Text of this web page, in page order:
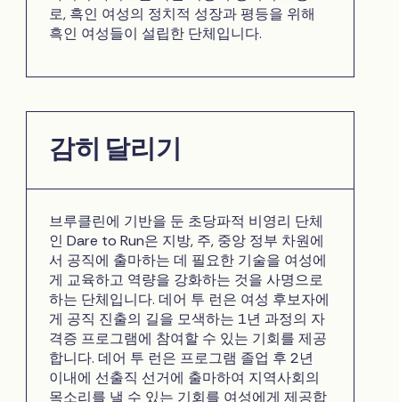
로, 흑인 여성의 정치적 성장과 평등을 위해
흑인 여성들이 설립한 단체입니다.
감히 달리기
브루클린에 기반을 둔 초당파적 비영리 단체
인 Dare to Run은 지방, 주, 중앙 정부 차원에
서 공직에 출마하는 데 필요한 기술을 여성에
게 교육하고 역량을 강화하는 것을 사명으로
하는 단체입니다. 데어 투 런은 여성 후보자에
게 공직 진출의 길을 모색하는 1년 과정의 자
격증 프로그램에 참여할 수 있는 기회를 제공
합니다. 데어 투 런은 프로그램 졸업 후 2년
이내에 선출직 선거에 출마하여 지역사회의
목소리를 낼 수 있는 기회를 여성에게 제공합